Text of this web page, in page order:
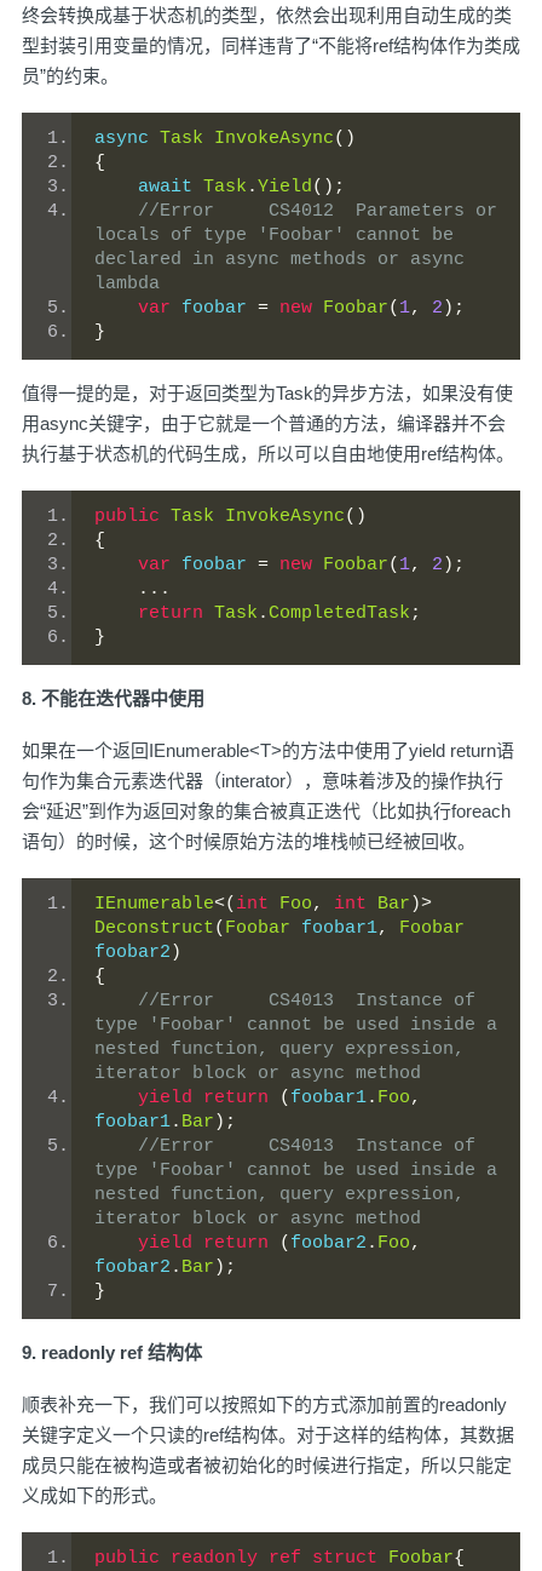
终会转换成基于状态机的类型，依然会出现利用自动生成的类
型封装引用变量的情况，同样违背了“不能将ref结构体作为类成
员”的约束。
async Task InvokeAsync()
{
    await
Task .Yield();
//Error	CS4012	Parameters or
locals of type 'Foobar' cannot be
declared in async methods or async
lambda
var foobar = new Foobar( 1, 2 );
}
值得一提的是，对于返回类型为Task的异步方法，如果没有使
用async关键字，由于它就是一个普通的方法，编译器并不会
执行基于状态机的代码生成，所以可以自由地使用ref结构体。
public Task InvokeAsync()
{
var foobar = new Foobar( 1, 2 );
...
return Task .CompletedTask ;
}
8. 不能在迭代器中使用
如果在一个返回IEnumerable<T>的方法中使用了yield return语
句作为集合元素迭代器（interator），意味着涉及的操作执行
会“延迟”到作为返回对象的集合被真正迭代（比如执行foreach
语句）的时候，这个时候原始方法的堆栈帧已经被回收。
IEnumerable<( int Foo, int Bar )>
Deconstruct( Foobar foobar1,
Foobar
foobar2 )
{
//Error	CS4013	Instance of
type 'Foobar' cannot be used inside a
nested function, query expression,
iterator block or async method
yield
return ( foobar1. Foo,
foobar1. Bar );
//Error	CS4013	Instance of
type 'Foobar' cannot be used inside a
nested function, query expression,
iterator block or async method
yield
return ( foobar2 . Foo,
foobar2 . Bar );
}
9. readonly ref 结构体
顺表补充一下，我们可以按照如下的方式添加前置的readonly
关键字定义一个只读的ref结构体。对于这样的结构体，其数据
成员只能在被构造或者被初始化的时候进行指定，所以只能定
义成如下的形式。
public readonly ref struct Foobar{